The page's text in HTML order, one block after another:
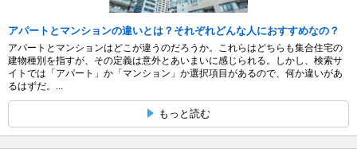
アパートとマンションの違いとは？それぞれどんな人におすすめなの？
アパートとマンションはどこが違うのだろうか。これらはどちらも集合住宅の
建物種別を指すが、その定義は意外とあいまいに感じられる。しかし、検索サ
イトでは「アパート」か「マンション」か選択項目があるので、何か違いがあ
るはずだ。...
もっと読む